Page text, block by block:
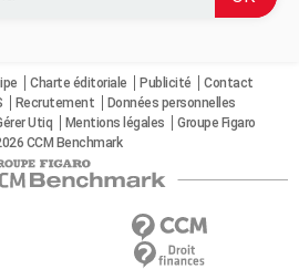
Charte éditoriale Publicité
Contact
Recrutement
Données personnelles
Utiq Mentions légales
Groupe Figaro
CCM Benchmark